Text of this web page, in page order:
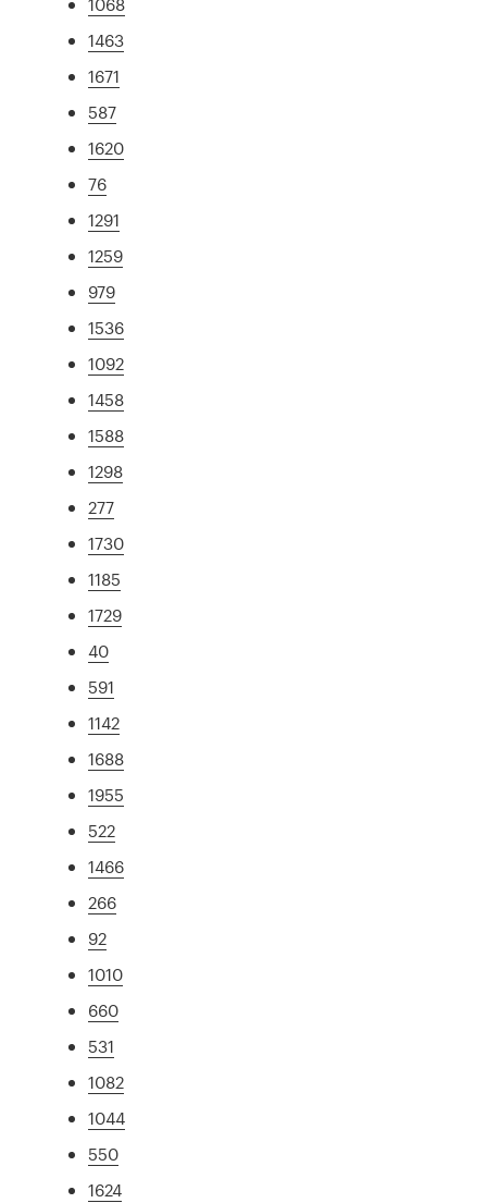
1463
1671
587
1620
76
1291
1259
979
1536
1092
1458
1588
1298
277
1730
1185
1729
40
591
1142
1688
1955
522
1466
266
92
1010
660
531
1082
1044
550
1624